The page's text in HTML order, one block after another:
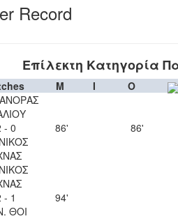
Record
Επίλεκτη Κατηγορία
M I
O
- 0
86' 86'
- 1
ΘΟΙ
94'